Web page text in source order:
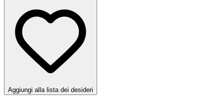
Aggiungi alla lista dei desideri